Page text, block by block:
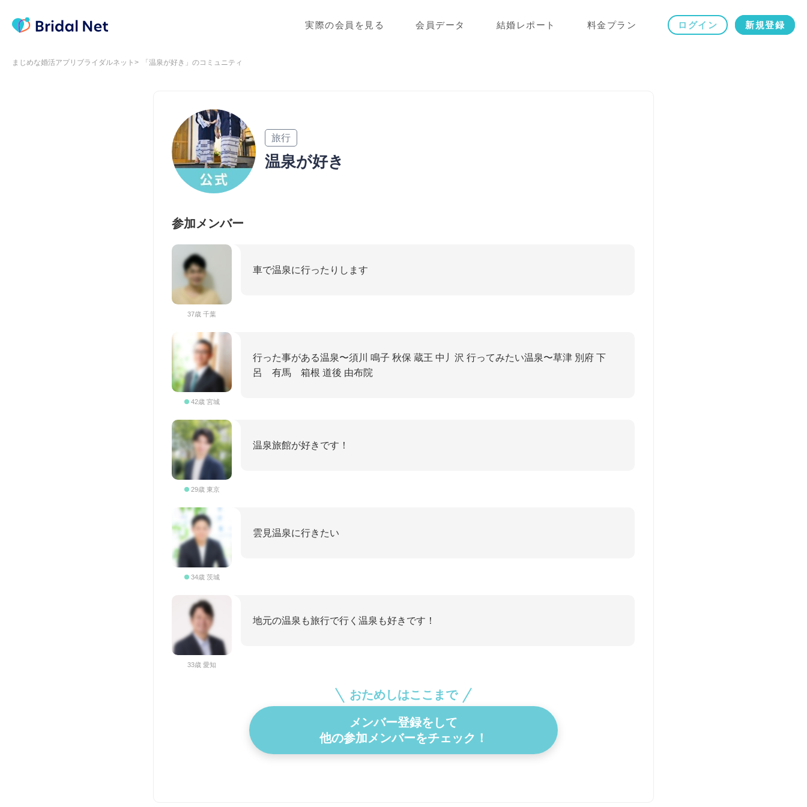
実際の会員を見る 会員データ 結婚レポート 料金プラン ログイン 新規登録
まじめな婚活アプリブライダルネット 「温泉が好き」のコミュニティ
旅行
温泉が好き
参加メンバー
37歳 千葉
車で温泉に行ったりします
42歳 宮城
行った事がある温泉〜須川 鳴子 秋保 蔵王 中丿沢 行ってみたい温泉〜草津 別府 下
呂 有馬 箱根 道後 由布院
29歳 東京
温泉旅館が好きです！
34歳 茨城
雲見温泉に行きたい
33歳 愛知
地元の温泉も旅行で行く温泉も好きです！
おためしはここまで
メンバー登録をして
他の参加メンバーをチェック！